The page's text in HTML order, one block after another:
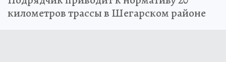
километров трассы в Шегарском районе